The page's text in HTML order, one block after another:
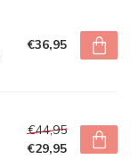
€36,95
€44,95
€29,95